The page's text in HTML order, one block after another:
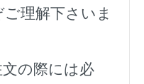
理解下さいま
の際には必